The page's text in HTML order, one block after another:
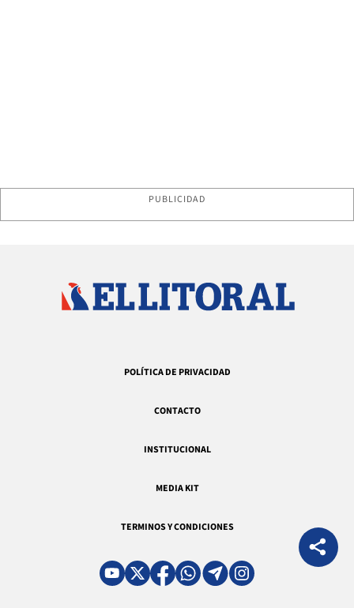
PUBLICIDAD
POLÍTICA DE PRIVACIDAD
CONTACTO
INSTITUCIONAL
MEDIA KIT
TERMINOS Y CONDICIONES